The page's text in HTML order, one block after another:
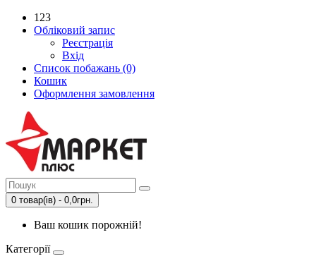
123
Обліковий запис
Реєстрація
Вхід
Список побажань (0)
Кошик
Оформлення замовлення
0 товар(ів) - 0,0грн.
Ваш кошик порожній!
Категорії